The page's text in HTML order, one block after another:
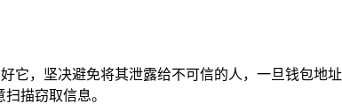
它，坚决避免将其泄露给不可信的人，一旦钱包地
描窃取信息。